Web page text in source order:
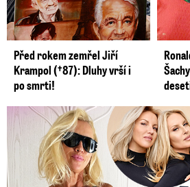
Před rokem zemřel Jiří
Krampol (†87): Dluhy vrší i
po smrti!
Krásná sestra Krainové bez emocí: Mám